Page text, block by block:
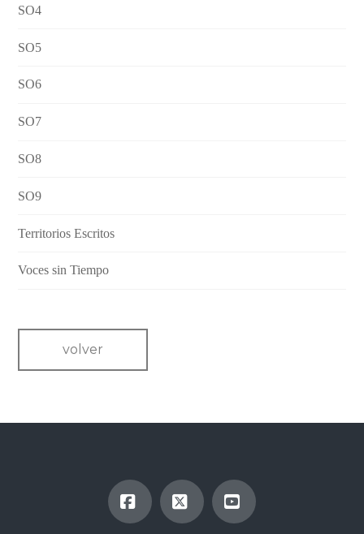
SO4
SO5
SO6
SO7
SO8
SO9
Territorios Escritos
Voces sin Tiempo
volver